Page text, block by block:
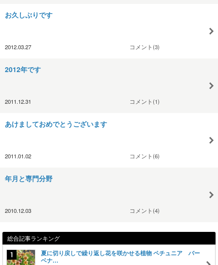
お久しぶりです
2012.03.27 コメント(3)
2012年です
2011.12.31 コメント(1)
あけましておめでとうございます
2011.01.02 コメント(6)
年月と専門分野
2010.12.03 コメント(4)
総合記事ランキング
夏に切り戻しで繰り返し花を咲かせる植物 ペチュニア バー
ベナ…